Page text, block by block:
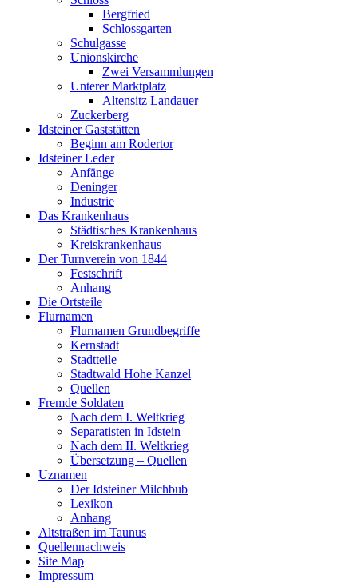
Bergfried
Schlossgarten
Schulgasse
Unionskirche
Zwei Versammlungen
Unterer Marktplatz
Altensitz Landauer
Zuckerberg
Idsteiner Gaststätten
Beginn am Rodertor
Idsteiner Leder
Anfänge
Deninger
Industrie
Das Krankenhaus
Städtisches Krankenhaus
Kreiskrankenhaus
Der Turnverein von 1844
Festschrift
Anhang
Die Ortsteile
Flurnamen
Flurnamen Grundbegriffe
Kernstadt
Stadtteile
Stadtwald Hohe Kanzel
Quellen
Fremde Soldaten
Nach dem I. Weltkrieg
Separatisten in Idstein
Nach dem II. Weltkrieg
Übersetzung – Quellen
Uznamen
Der Idsteiner Milchbub
Lexikon
Anhang
Altstraßen im Taunus
Quellennachweis
Site Map
Impressum